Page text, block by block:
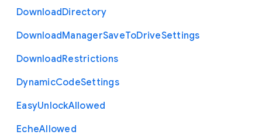
DownloadDirectory
DownloadManagerSaveToDriveSettings
DownloadRestrictions
DynamicCodeSettings
EasyUnlockAllowed
EcheAllowed